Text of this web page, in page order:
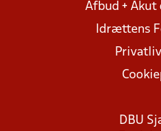
Afbud +
Idrættens
DBU